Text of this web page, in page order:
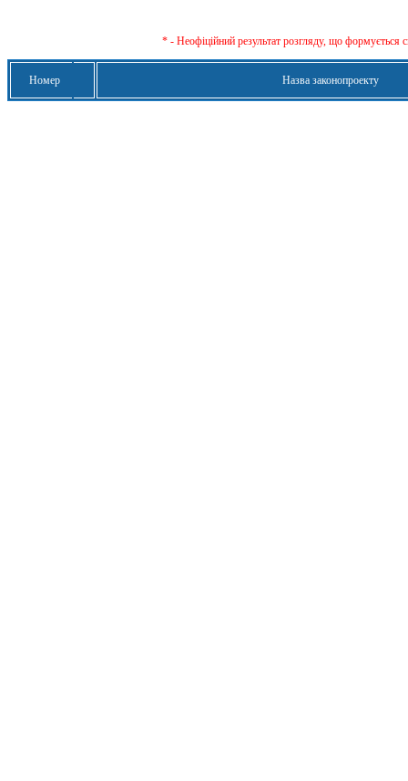
* - Неофіційний результат розгляду, що формується
Номер Назва законопроекту